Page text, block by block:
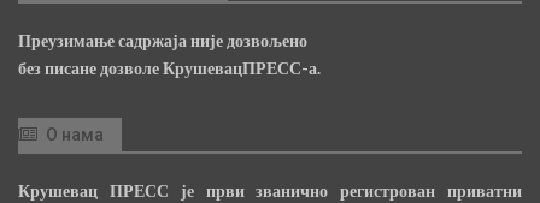
Преузимање садржаја није дозвољено
без писане дозволе КрушевацПРЕСС-а.
О нама
Крушевац ПРЕСС је први званично регистрован приватни